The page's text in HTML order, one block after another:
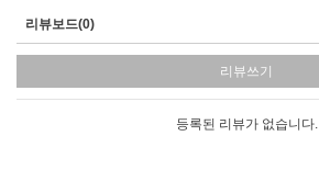
리뷰보드(0)
리뷰쓰기
등록된 리뷰가 없습니다.